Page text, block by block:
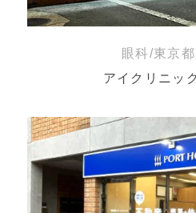
眼科/東京
アイクリニッ